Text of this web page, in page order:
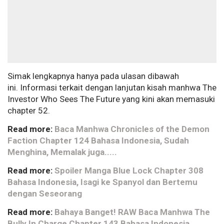
Simak lengkapnya hanya pada ulasan dibawah
ini. Informasi terkait dengan lanjutan kisah manhwa The
Investor Who Sees The Future yang kini akan memasuki
chapter 52.
Read more: Baca Manhwa Chronicles of the Demon
Faction Chapter 124 Bahasa Indonesia, Sudah
Menghina, Memalak juga.....
Read more: Spoiler Manga Blue Lock Chapter 308
Bahasa Indonesia, Isagi ke Spanyol dan Bertemu
dengan Seseorang
Read more: Bahaya Banget! RAW Baca Manhwa The